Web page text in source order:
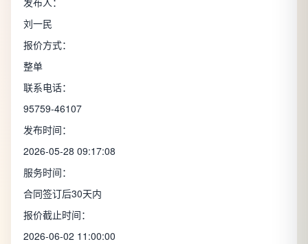
刘一民
报价方式：
整单
联系电话：
95759-46107
发布时间：
2026-05-28 09:17:08
服务时间：
合同签订后30天内
报价截止时间：
2026-06-02 11:00:00